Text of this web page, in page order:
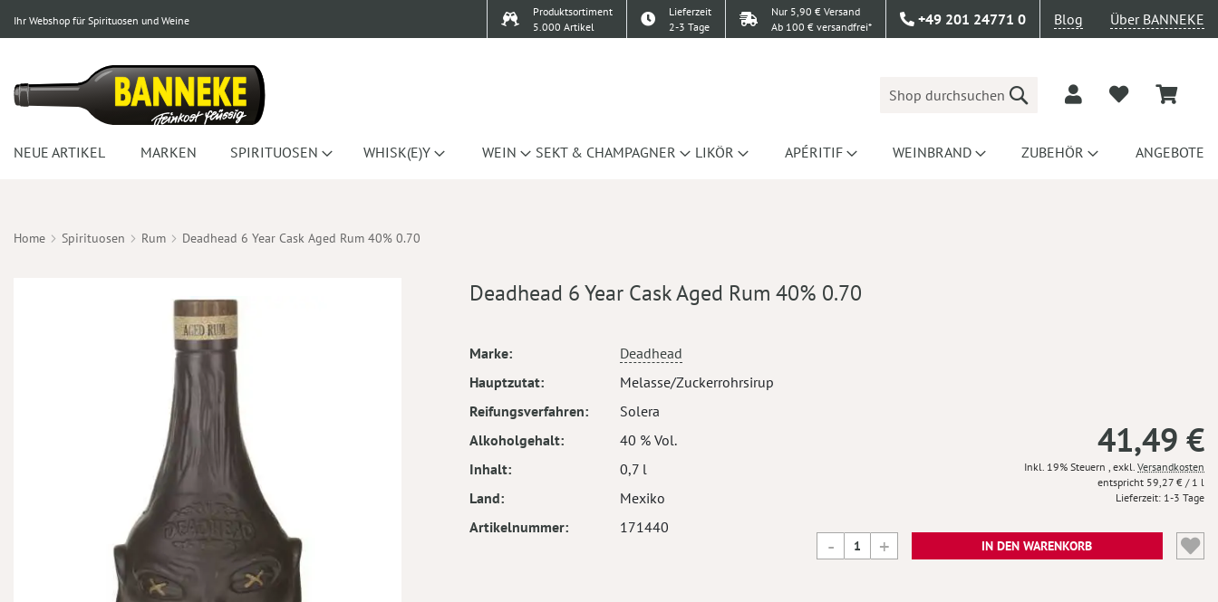
Ihr Webshop für Spirituosen und Weine
Produktsortiment
5.000 Artikel
Lieferzeit
2-3 Tage
Nur 5,90 € Versand
Ab 100 € versandfrei*
+49 201 24771 0 Blog Über BANNEKE
Suche
NEUE ARTIKEL MARKEN SPIRITUOSEN WHISK(E)Y WEIN SEKT & CHAMPAGNER LIKÖR APÉRITIF WEINBRAND ZUBEHÖR ANGEBOTE
Home Spirituosen Rum Deadhead 6 Year Cask Aged Rum 40% 0.70
Deadhead 6 Year Cask Aged Rum 40% 0.70
Mehr
Marke
Deadhead
Hauptzutat
Melasse/Zuckerrohrsirup
Reifungsverfahren
Solera
Alkoholgehalt
40 % Vol.
Inhalt
0,7 l
Land
Mexiko
Artikelnummer
171440
41,49 €
Inkl. 19% Steuern , exkl. Versandkosten
59,27 € / 1 l
Lieferzeit 1-3 Tage
IN DEN WARENKORB